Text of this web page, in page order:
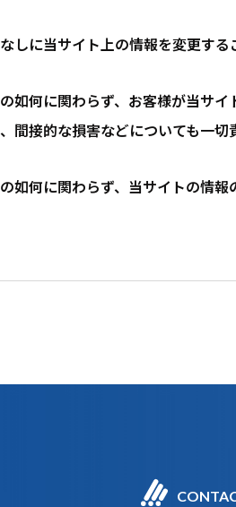
しに当サイト上の情報を変更す
如何に関わらず、お客様が当サ
間接的な損害などについても一切
如何に関わらず、当サイトの情